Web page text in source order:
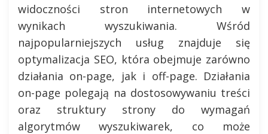
widoczności stron internetowych w
wynikach wyszukiwania. Wśród
najpopularniejszych usług znajduje się
optymalizacja SEO, która obejmuje zarówno
działania on-page, jak i off-page. Działania
on-page polegają na dostosowywaniu treści
oraz struktury strony do wymagań
algorytmów wyszukiwarek, co może